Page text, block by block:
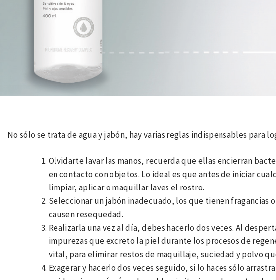
No sólo se trata de agua y jabón, hay varias reglas indispensables para
Olvidarte lavar las manos, recuerda que ellas encierran
en contacto con objetos. Lo ideal es que antes de iniciar
limpiar, aplicar o maquillar laves el rostro.
Seleccionar un jabón inadecuado, los que tienen fragancias
causen resequedad.
Realizarla una vez al día, debes hacerlo dos veces. Al
impurezas que excreto la piel durante los procesos de
vital, para eliminar restos de maquillaje, suciedad y polvo
Exagerar y hacerlo dos veces seguido, si lo haces sólo